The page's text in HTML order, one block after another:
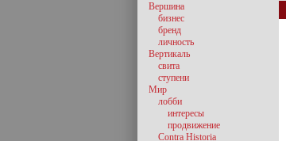
Вершина
бизнес
бренд
личность
Вертикаль
свита
ступени
Мир
лобби
интересы
продвижение
Contra Historia